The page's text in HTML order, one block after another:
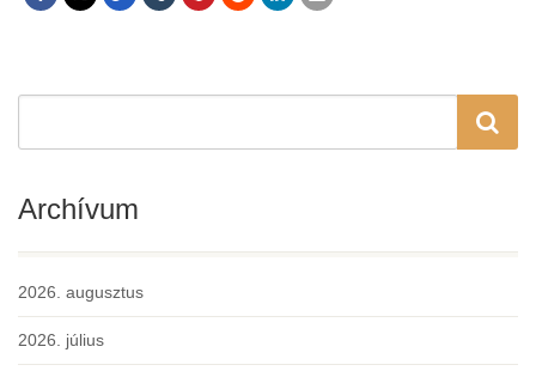
Archívum
2026. augusztus
2026. július